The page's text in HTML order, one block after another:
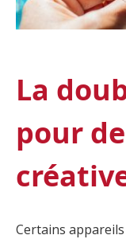
La
pour
Certains